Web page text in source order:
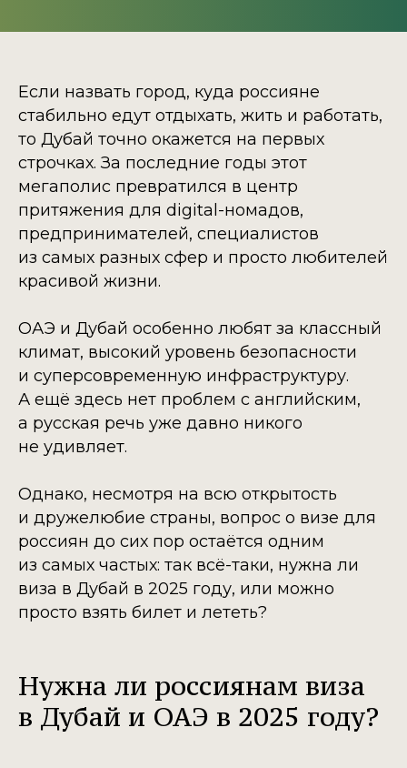
Если назвать город, куда россияне
стабильно едут отдыхать, жить и работать,
то Дубай точно окажется на первых
строчках. За последние годы этот
мегаполис превратился в центр
притяжения для digital-номадов,
предпринимателей, специалистов
из самых разных сфер и просто любителей
красивой жизни.
ОАЭ и Дубай особенно любят за классный
климат, высокий уровень безопасности
и суперсовременную инфраструктуру.
А ещё здесь нет проблем с английским,
а русская речь уже давно никого
не удивляет.
Однако, несмотря на всю открытость
и дружелюбие страны, вопрос о визе для
россиян до сих пор остаётся одним
из самых частых: так всё-таки, нужна ли
виза в Дубай в 2025 году, или можно
просто взять билет и лететь?
Нужна ли россиянам виза
в Дубай и ОАЭ в 2025 году?